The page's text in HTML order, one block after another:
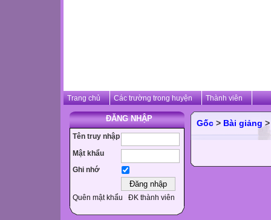
Trang chủ Các trường trong huyện Thành viên
ĐĂNG NHẬP
Tên truy nhập
Mật khẩu
Ghi nhớ
Quên mật khẩu ĐK thành viên
Gốc > Bài giảng